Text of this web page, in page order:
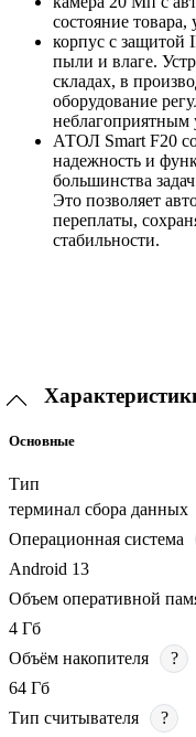
состояние
корпус с защитой
пыли и влаге.
складах, в
оборудование
неблагоприятным
АТОЛ Smart F20
надежность и
большинства
Это позволяет
переплаты,
стабильности.
Основные
Тип
терминал сбора данных
Операционная система
Android 13
Объем оперативной
4 Гб
Объём накопителя
?
64 Гб
Тип считывателя
?